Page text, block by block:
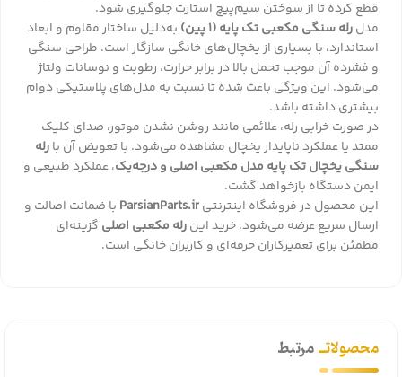
قطع کرده تا از سوختن سیم‌پیچ استارت جلوگیری شود.
مدلرله سنگی مکعبی تک پایه (1 پین)
به‌دلیل ساختار مقاوم و ابعاد
استاندارد، با بسیاری از یخچال‌های خانگی سازگار است. طراحی سنگی
و فشرده آن موجب تحمل بالا در برابر حرارت، رطوبت و نوسانات ولتاژ
می‌شود. این ویژگی باعث شده تا نسبت به مدل‌های پلاستیکی دوام
بیشتری داشته باشد.
در صورت خرابی رله، علائمی مانند روشن نشدن موتور، صدای کلیک
ممتد یا عملکرد ناپایدار یخچال مشاهده می‌شود. با تعویض آن بارله
سنگی یخچال تک پایه مدل مکعبی اصلی و درجه‌یک، عملکرد طبیعی و
ایمن دستگاه بازخواهد گشت.
این محصول در فروشگاه اینترنتیParsianParts.ir با ضمانت اصالت و
ارسال سریع عرضه می‌شود. خرید اینرله مکعبی اصلی گزینه‌ای
مطمئن برای تعمیرکاران حرفه‌ای و کاربران خانگی است.
محصولاتــمرتبط